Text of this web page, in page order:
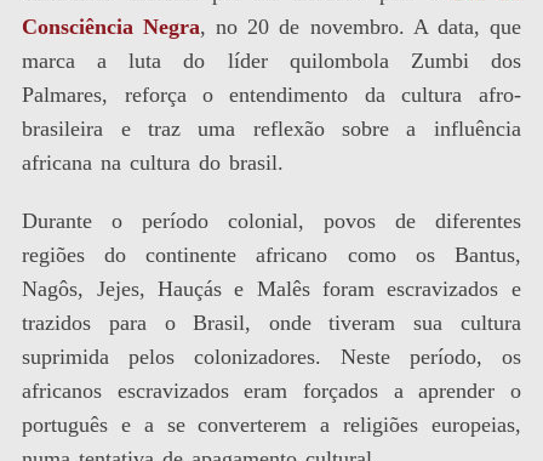
Consciência Negra, no 20 de novembro. A data, que
marca a luta do líder quilombola Zumbi dos
Palmares, reforça o entendimento da cultura afro-
brasileira e traz uma reflexão sobre a influência
africana na cultura do brasil.
Durante o período colonial, povos de diferentes
regiões do continente africano como os Bantus,
Nagôs, Jejes, Hauçás e Malês foram escravizados e
trazidos para o Brasil, onde tiveram sua cultura
suprimida pelos colonizadores. Neste período, os
africanos escravizados eram forçados a aprender o
português e a se converterem a religiões europeias,